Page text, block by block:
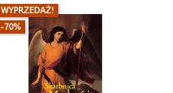
WYPRZEDAŻ!
-70%